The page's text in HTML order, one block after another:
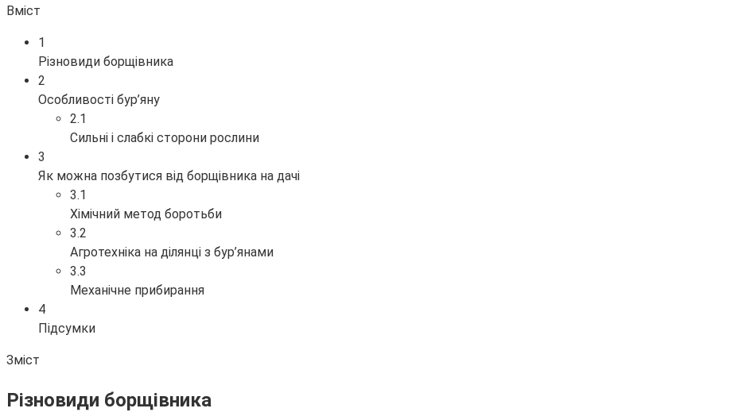
Вміст
1
Різновиди борщівника
2
Особливості бур’яну
2.1
Сильні і слабкі сторони рослини
3
Як можна позбутися від борщівника на дачі
3.1
Хімічний метод боротьби
3.2
Агротехніка на ділянці з бур’янами
3.3
Механічне прибирання
4
Підсумки
Зміст
Різновиди борщівника